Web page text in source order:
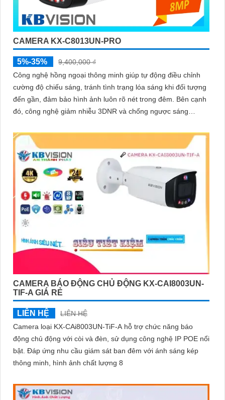
CAMERA KX-C8013UN-PRO
5%-35%
9,400,000 ₫
Công nghệ hồng ngoại thông minh giúp tự động điều chỉnh
cường độ chiếu sáng, tránh tình trạng lóa sáng khi đối tượng
đến gần, đảm bảo hình ảnh luôn rõ nét trong đêm. Bên cạnh
đó, công nghệ giảm nhiễu 3DNR và chống ngược sáng
trong mọi điều kiện ánh sáng phức tạp như ngược sáng
mạnh hay thiếu sáng
CAMERA BÁO ĐỘNG CHỦ ĐỘNG KX-CAI8003UN-
TIF-A GIÁ RẺ
LIÊN HỆ
LIÊN HỆ
Camera loại KX-CAi8003UN-TiF-A hỗ trợ chức năng báo
động chủ động với còi và đèn, sử dụng công nghệ IP POE nổi
bật. Đáp ứng nhu cầu giám sát ban đêm với ánh sáng kép
thông minh, hình ảnh chất lượng 8